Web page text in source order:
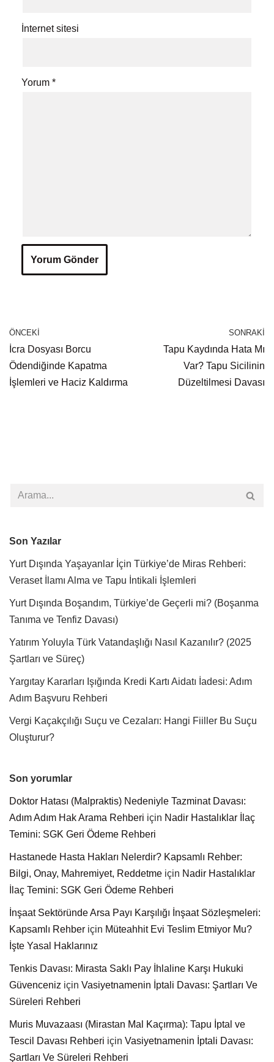
İnternet sitesi
Yorum *
ÖNCEKI
İcra Dosyası Borcu
Ödendiğinde Kapatma
İşlemleri ve Haciz Kaldırma
SONRAKI
Tapu Kaydında Hata Mı
Var? Tapu Sicilinin
Düzeltilmesi Davası
Son Yazılar
Yurt Dışında Yaşayanlar İçin Türkiye’de Miras Rehberi:
Veraset İlamı Alma ve Tapu İntikali İşlemleri
Yurt Dışında Boşandım, Türkiye’de Geçerli mi? (Boşanma
Tanıma ve Tenfiz Davası)
Yatırım Yoluyla Türk Vatandaşlığı Nasıl Kazanılır? (2025
Şartları ve Süreç)
Yargıtay Kararları Işığında Kredi Kartı Aidatı İadesi: Adım
Adım Başvuru Rehberi
Vergi Kaçakçılığı Suçu ve Cezaları: Hangi Fiiller Bu Suçu
Oluşturur?
Son yorumlar
Doktor Hatası (Malpraktis) Nedeniyle Tazminat Davası:
Adım Adım Hak Arama Rehberi için Nadir Hastalıklar İlaç
Temini: SGK Geri Ödeme Rehberi
Hastanede Hasta Hakları Nelerdir? Kapsamlı Rehber:
Bilgi, Onay, Mahremiyet, Reddetme için Nadir Hastalıklar
İlaç Temini: SGK Geri Ödeme Rehberi
İnşaat Sektöründe Arsa Payı Karşılığı İnşaat Sözleşmeleri:
Kapsamlı Rehber için Müteahhit Evi Teslim Etmiyor Mu?
İşte Yasal Haklarınız
Tenkis Davası: Mirasta Saklı Pay İhlaline Karşı Hukuki
Güvenceniz için Vasiyetnamenin İptali Davası: Şartları Ve
Süreleri Rehberi
Muris Muvazaası (Mirastan Mal Kaçırma): Tapu İptal ve
Tescil Davası Rehberi için Vasiyetnamenin İptali Davası:
Şartları Ve Süreleri Rehberi